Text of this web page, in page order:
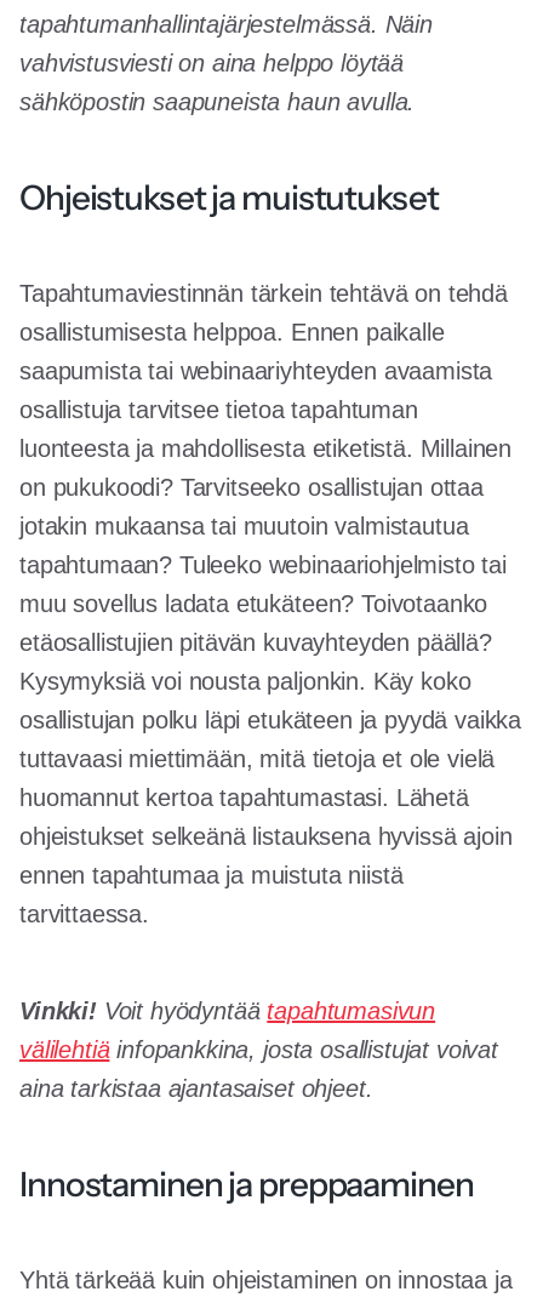
tapahtumanhallintajärjestelmässä. Näin
vahvistusviesti on aina helppo löytää
sähköpostin saapuneista haun avulla.
Ohjeistukset ja muistutukset
Tapahtumaviestinnän tärkein tehtävä on tehdä
osallistumisesta helppoa. Ennen paikalle
saapumista tai webinaariyhteyden avaamista
osallistuja tarvitsee tietoa tapahtuman
luonteesta ja mahdollisesta etiketistä. Millainen
on pukukoodi? Tarvitseeko osallistujan ottaa
jotakin mukaansa tai muutoin valmistautua
tapahtumaan? Tuleeko webinaariohjelmisto tai
muu sovellus ladata etukäteen? Toivotaanko
etäosallistujien pitävän kuvayhteyden päällä?
Kysymyksiä voi nousta paljonkin. Käy koko
osallistujan polku läpi etukäteen ja pyydä vaikka
tuttavaasi miettimään, mitä tietoja et ole vielä
huomannut kertoa tapahtumastasi. Lähetä
ohjeistukset selkeänä listauksena hyvissä ajoin
ennen tapahtumaa ja muistuta niistä
tarvittaessa.
Vinkki!Voit hyödyntää tapahtumasivun
välilehtiäinfopankkina, josta osallistujat voivat
aina tarkistaa ajantasaiset ohjeet.
Innostaminen ja preppaaminen
Yhtä tärkeää kuin ohjeistaminen on innostaa ja